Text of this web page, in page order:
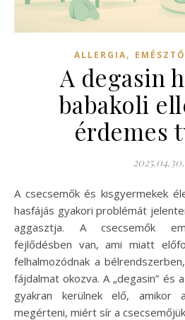
ALLERGIA,
A degasin
babakoli
érdemes
2025.04.30.
A csecsemők és kisgyermekek életében a bélgázok és a
hasfájás gyakori problémát
aggasztja. A csecsemők
fejlődésben van, ami miatt
felhalmozódnak a
fájdalmat okozva. A „degasin” és
gyakran kerülnek elő, amikor
megérteni, miért sír a